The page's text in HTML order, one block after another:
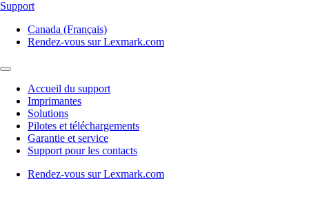
Support
Canada (Français)
Rendez-vous sur Lexmark.com
Accueil du support
Imprimantes
Solutions
Pilotes et téléchargements
Garantie et service
Support pour les contacts
Rendez-vous sur Lexmark.com